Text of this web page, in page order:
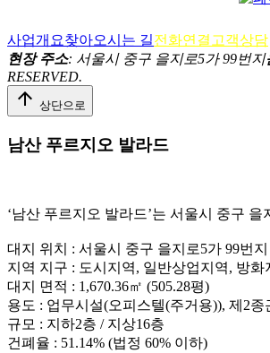
사업개요찾아오시는 길전화연결 고객상담
현장 주소: 서울시 중구 을지로5가 99번지
RESERVED.
arrow_upward 상단으로
남산 푸르지오 발라드
‘남산 푸르지오 발라드’는 서울시 중구
대지 위치 : 서울시 중구 을지로5가 99번지
지역 지구 : 도시지역, 일반상업지역, 방
대지 면적 : 1,670.36㎡ (505.28평)
용도 : 업무시설(오피스텔(주거용)), 제2
규모 : 지하2층 / 지상16층
건폐율 : 51.14% (법정 60% 이하)